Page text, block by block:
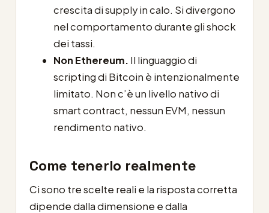
crescita di supply in calo. Si divergono
nel comportamento durante gli shock
dei tassi.
Non Ethereum. Il linguaggio di
scripting di Bitcoin è intenzionalmente
limitato. Non c’è un livello nativo di
smart contract, nessun EVM, nessun
rendimento nativo.
Come tenerlo realmente
Ci sono tre scelte reali e la risposta corretta
dipende dalla dimensione e dalla